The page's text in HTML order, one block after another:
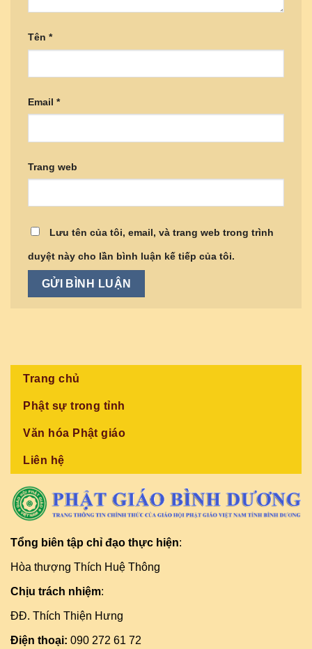
Tên *
Email *
Trang web
Lưu tên của tôi, email, và trang web trong trình
duyệt này cho lần bình luận kế tiếp của tôi.
Trang chủ
Phật sự trong tỉnh
Văn hóa Phật giáo
Liên hệ
Tổng biên tập chỉ đạo thực hiện:
Hòa thượng Thích Huệ Thông
Chịu trách nhiệm:
ĐĐ. Thích Thiện Hưng
Điện thoại: 090 272 61 72